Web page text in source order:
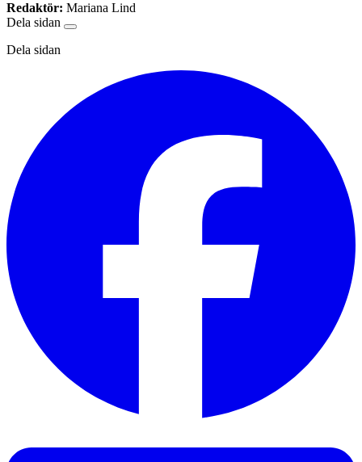
Redaktör: Mariana Lind
Dela sidan
Dela sidan